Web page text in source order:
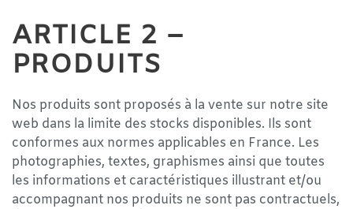
ARTICLE 2 –
PRODUITS
Nos produits sont proposés à la vente sur notre site
web dans la limite des stocks disponibles. Ils sont
conformes aux normes applicables en France. Les
photographies, textes, graphismes ainsi que toutes
les informations et caractéristiques illustrant et/ou
accompagnant nos produits ne sont pas contractuels,